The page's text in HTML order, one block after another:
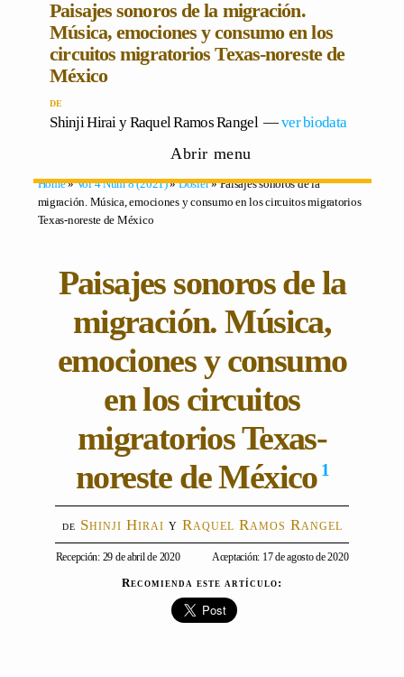
Paisajes sonoros de la migración.
Música, emociones y consumo en los
circuitos migratorios Texas-noreste de
México
Shinji HiraiyRaquel Ramos Rangel ―ver biodata
Abrir menu
Home»Vol 4 Núm 8 (2021)»Dosier» Paisajes sonoros de la
migración. Música, emociones y consumo en los circuitos migratorios
Texas-noreste de México
Paisajes sonoros de la
migración. Música,
emociones y consumo
en los circuitos
migratorios Texas-
noreste de México 1
Shinji Hirai y Raquel Ramos Rangel
Recepción: 29 de abril de 2020 Aceptación: 17 de agosto de 2020
Recomienda este artículo: